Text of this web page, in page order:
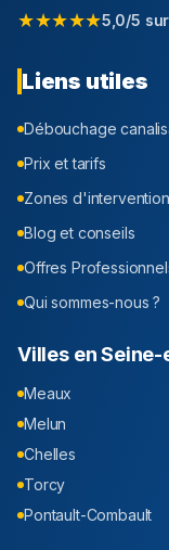
★★★★★5,0/5
Liens utiles
Débouchage
Prix et tarifs
Zones d'intervention
Blog et conseils
Offres
Qui sommes-nous ?
Villes en
Meaux
Melun
Chelles
Torcy
Pontault-Combault